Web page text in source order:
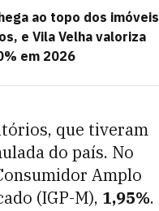
ao topo dos imóveis
e Vila Velha valoriza
em 2026
que tiveram
do país. No
Amplo
(IGP-M), 1,95%.